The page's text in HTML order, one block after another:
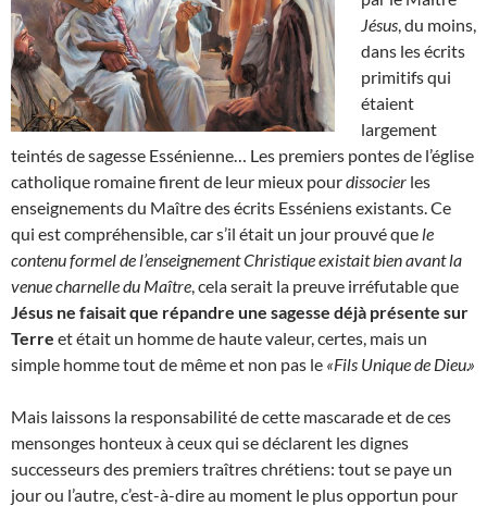
Jésus , du moins,
dans les écrits
primitifs qui
étaient
largement
teintés de sagesse Essénienne… Les premiers pontes de l’église
catholique romaine firent de leur mieux pourdissocier les
enseignements du Maître des écrits Esséniens existants. Ce
qui est compréhensible, car s’il était un jour prouvé que le
contenu formel de l’enseignement Christique existait bien avant la
venue charnelle du Maître , cela serait la preuve irréfutable que
Jésus ne faisait que répandre une sagesse déjà présente sur
Terre et était un homme de haute valeur, certes, mais un
simple homme tout de même et non pas le «Fils Unique de Dieu.»
Mais laissons la responsabilité de cette mascarade et de ces
mensonges honteux à ceux qui se déclarent les dignes
successeurs des premiers traîtres chrétiens: tout se paye un
jour ou l’autre, c’est-à-dire au moment le plus opportun pour